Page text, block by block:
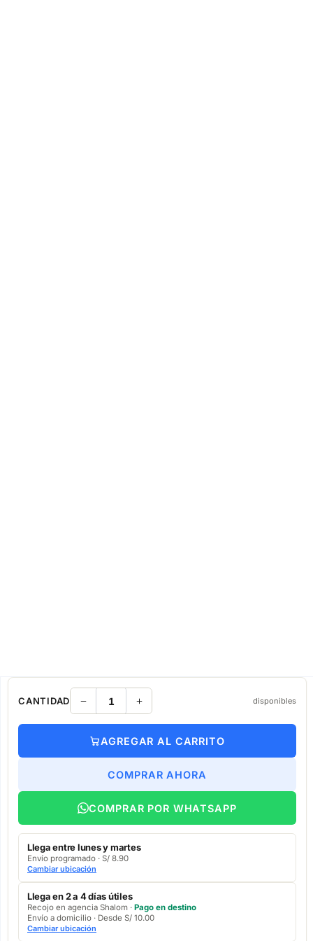
CANTIDAD disponibles
AGREGAR AL CARRITO
COMPRAR AHORA
COMPRAR POR WHATSAPP
Llega entre lunes y martes
Envío programado · S/ 8.90
Cambiar ubicación
Llega en 2 a 4 días útiles
Recojo en agencia Shalom · Pago en destino
Envío a domicilio · Desde S/ 10.00
Cambiar ubicación